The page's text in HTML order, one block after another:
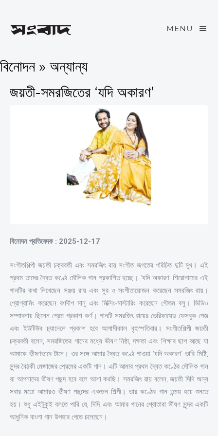
MENU
বিনোদন » অন্যান্য
জয়তী-সমরজিতের ‘যদি অকারণ’
বিনোদন প্রতিবেদক : 2025-12-17
সংগীতশিল্পী জয়তী চক্রবর্তী এবং সমরজিৎ রায় সংগীত জগতের পরিচিত দুটি মুখ। এই
প্রথম তাদের দ্বৈত কণ্ঠে মৌলিক গান প্রকাশিত হচ্ছে। ‘যদি অকারণ’ শিরোনামের এই
গানটির কথা লিখেছেন সঞ্জয় রায় এবং সুর ও সংগীতায়োজন করেছেন সমরজিৎ রায়।
প্রোগ্রামিং করেছেন রণদীপ মানু এবং মিক্সিং-মাস্টারিং করেছেন গৌতম বসু। ভিডিও
সম্পাদনায় ছিলেন প্রেম প্রকাশ কর্ণ। গানটি সমরজিৎ রায়ের ভেরিফায়েড ফেসবুক পেজ
এবং ইউটিউব চ্যানেলে প্রকাশ হবে আগামীকাল বৃহস্পতিবার। সংগীতশিল্পী জয়তী
চক্রবর্তী বলেন, সমরজিতের গানের মধ্যে ভীষণ নিষ্ঠা, দক্ষতা এবং শিক্ষার ছাপ আছে যা
আমাকে ভীষণভাবে টানে। ওর সঙ্গে আমার দ্বৈত কণ্ঠে গাওয়া ‘যদি অকারণ’ ভারি মিষ্টি,
সুন্দর বৈঠকী মেজাজের প্রেমের একটি গান। এটি আমার প্রথম দ্বৈত কণ্ঠের মৌলিক গান
যা আপনাদের ভীষণ পছন্দ হবে বলে আশা করছি। সমরজিৎ রায় বলেন, জয়তী দিদি অন্য
সবার মতো আমারও ভীষণ পছন্দের একজন শিল্পী। তার কণ্ঠের গান তন্ময় হয়ে শুনতে
হয়। শুধু এইটুকুই বলতে পারি যে, দিদি এবং আমার গানের শ্রোতারা ভীষণ সুন্দর একটি
আধুনিক বাংলা গান উপহার পেতে চলেছেন।